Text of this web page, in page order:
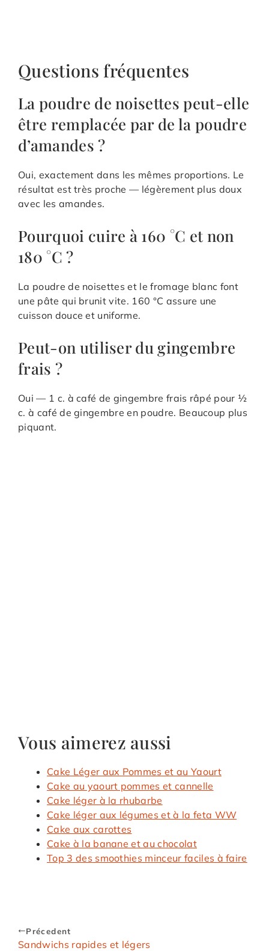
Questions fréquentes
La poudre de noisettes peut-elle
être remplacée par de la poudre
d’amandes ?
Oui, exactement dans les mêmes proportions. Le
résultat est très proche — légèrement plus doux
avec les amandes.
Pourquoi cuire à 160 °C et non
180 °C ?
La poudre de noisettes et le fromage blanc font
une pâte qui brunit vite. 160 °C assure une
cuisson douce et uniforme.
Peut-on utiliser du gingembre
frais ?
Oui — 1 c. à café de gingembre frais râpé pour ½
c. à café de gingembre en poudre. Beaucoup plus
piquant.
Vous aimerez aussi
Cake Léger aux Pommes et au Yaourt
Cake au yaourt pommes et cannelle
Cake léger à la rhubarbe
Cake léger aux légumes et à la feta WW
Cake aux carottes
Cake à la banane et au chocolat
Top 3 des smoothies minceur faciles à faire
Précedent
Sandwichs rapides et légers